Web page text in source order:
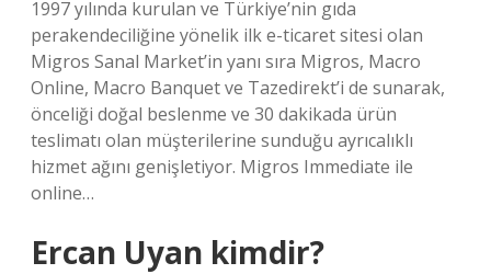
1997 yılında kurulan ve Türkiye’nin gıda
perakendeciliğine yönelik ilk e-ticaret sitesi olan
Migros Sanal Market’in yanı sıra Migros, Macro
Online, Macro Banquet ve Tazedirekt’i de sunarak,
önceliği doğal beslenme ve 30 dakikada ürün
teslimatı olan müşterilerine sunduğu ayrıcalıklı
hizmet ağını genişletiyor. Migros Immediate ile
online…
Ercan Uyan kimdir?